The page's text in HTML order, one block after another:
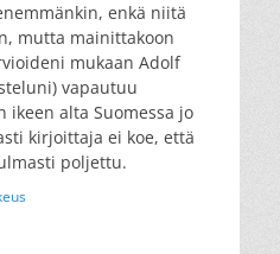
enkä niitä
mutta mainittakoon
mukaan Adolf
vapautuu
ikeen alta Suomessa jo
kirjoittaja ei koe, että
poljettu.